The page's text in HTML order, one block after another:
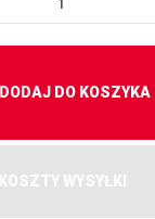
DODAJ DO KOSZYKA
KOSZTY WYSYŁKI